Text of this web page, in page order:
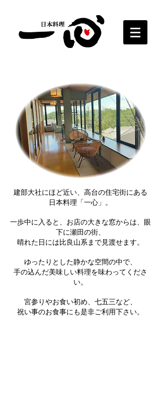
建部大社にほど近い、高台の住宅街にある
日本料理「一心」。
一歩中に入ると、お店の大きな窓からは、眼
下に瀬田の街、
晴れた日には比良山系まで見渡せます。
ゆったりとした静かな空間の中で、
手の込んだ美味しい料理を味わってくださ
い。
宮参りやお食い初め、七五三など、
祝い事のお食事にも是非ご利用下さい。